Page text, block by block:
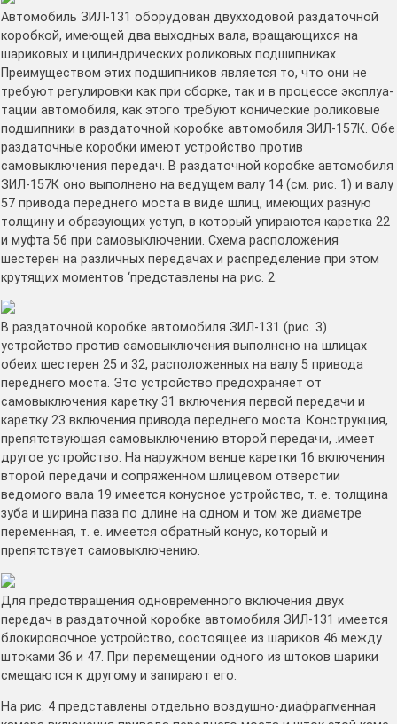
Автомобиль ЗИЛ-131 оборудован двуххо­довой раздаточной
коробкой, имеющей два выходных вала, вращающихся на
шарико­вых и цилиндрических роликовых подшип­никах.
Преимуществом этих подшипников является то, что они не
требуют регулиров­ки как при сборке, так и в процессе эксплуа­
тации автомобиля, как этого требуют кони­ческие роликовые
подшипники в раздаточ­ной коробке автомобиля ЗИЛ-157К. Обе
раздаточные коробки имеют устрой­ство против
самовыключения передач. В раз­даточной коробке автомобиля
ЗИЛ-157К оно выполнено на ведущем валу 14 (см. рис. 1) и валу
57 привода переднего мос­та в виде шлиц, имеющих разную
толщину и образующих уступ, в который упираются каретка 22
и муфта 56 при самовыключе­нии. Схема расположения
шестерен на раз­личных передачах и распределение при этом
крутящих моментов ‘представлены на рис. 2.
В раздаточной коробке автомобиля ЗИЛ-131 (рис. 3)
устройство против само­выключения выполнено на шлицах
обеих шестерен 25 и 32, расположенных на валу 5 привода
переднего моста. Это устройство предохраняет от
самовыключения каретку 31 включения первой передачи и
каретку 23 включения привода переднего моста. Кон­струкция,
препятствующая самовыключению второй передачи, .имеет
другое устройство. На наружном венце каретки 16 включения
второй передачи и сопряженном шлицевом отверстии
ведомого вала 19 имеется конус­ное устройство, т. е. толщина
зуба и шири­на паза по длине на одном и том же диа­метре
переменная, т. е. имеется обратный конус, который и
препятствует самовыклю­чению.
Для предотвращения одновременного включения двух
передач в раздаточной ко­робке автомобиля ЗИЛ-131 имеется
блоки­ровочное устройство, состоящее из шариков 46 между
штоками 36 и 47. При перемеще­нии одного из штоков шарики
смещаются к другому и запирают его.
На рис. 4 представлены отдельно воздушно-диафрагменная